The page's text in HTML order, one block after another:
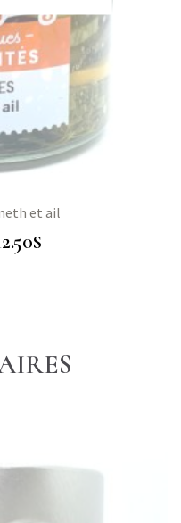
et ail
$